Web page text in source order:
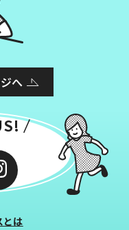
へ
とは